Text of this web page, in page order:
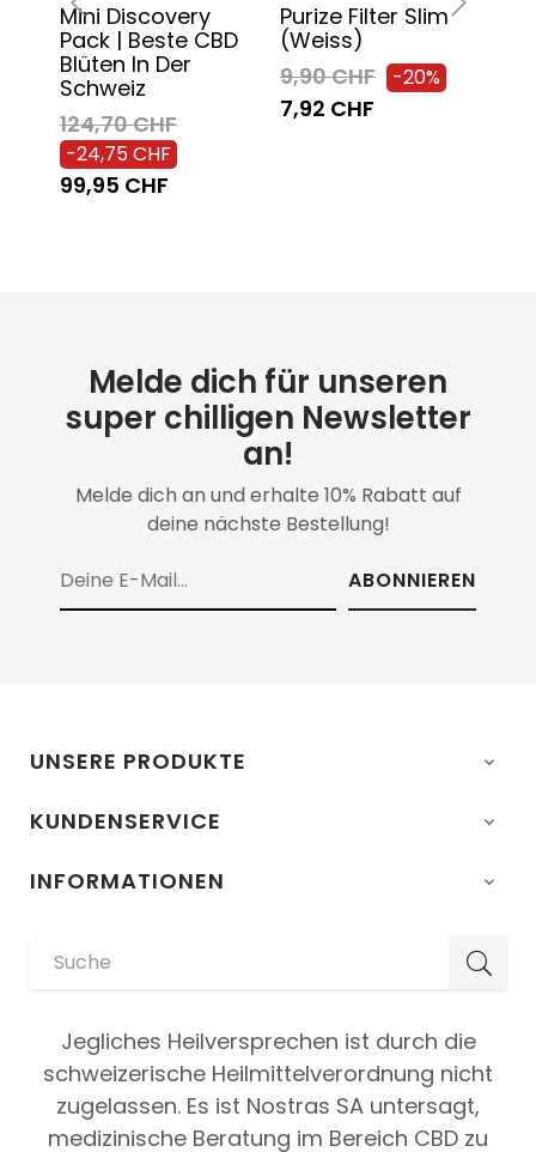
Mini Discovery
Pack | Beste CBD
Blüten In Der
Schweiz
124,70 CHF
-24,75 CHF
99,95 CHF
Purize Filter Slim
(weiss)
9,90 CHF
-20%
7,92 CHF
‹
Melde dich für unseren
super chilligen Newsletter
an!
Melde dich an und erhalte 10% Rabatt auf
deine nächste Bestellung!
ABONNIEREN
UNSERE PRODUKTE 
KUNDENSERVICE 
INFORMATIONEN 
Jegliches Heilversprechen ist durch die
schweizerische Heilmittelverordnung nicht
zugelassen. Es ist Nostras SA untersagt,
medizinische Beratung im Bereich CBD zu